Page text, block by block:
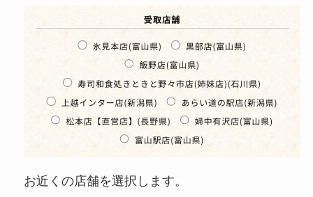
お近くの店舗を選択します。